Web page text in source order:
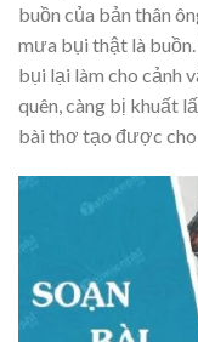
buồn của bản thân
mưa bụi thật là
bụi lại làm cho cảnh
quên, càng bị khuất
bài thơ tạo được cho